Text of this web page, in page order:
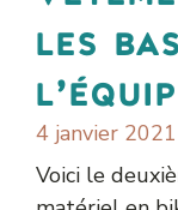
les
4 janvier 2021
Voici le